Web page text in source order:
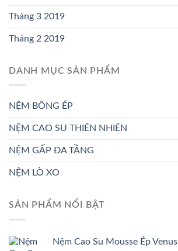
Tháng 3 2019
Tháng 2 2019
DANH MỤC SẢN PHẨM
NỆM BÔNG ÉP
NỆM CAO SU THIÊN NHIÊN
NỆM GẤP ĐA TẦNG
NỆM LÒ XO
SẢN PHẨM NỔI BẬT
Nệm Cao Su Mousse Ép Venus